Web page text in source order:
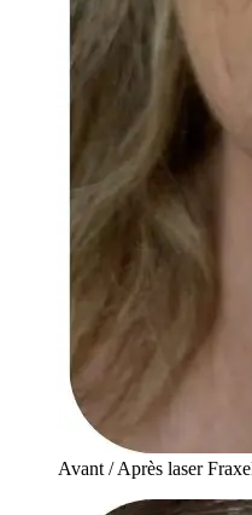
Avant / Après laser